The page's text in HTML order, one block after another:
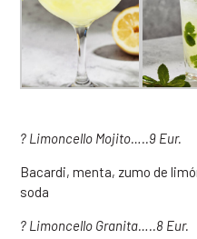
? Limoncello Mojito…..9 Eur.
Bacardi, menta, zumo de
soda
? Limoncello Granita…..8 Eur.